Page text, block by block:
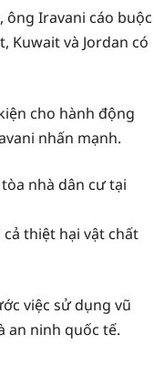
ông Iravani cáo buộc
Kuwait và Jordan có
cho hành động
nhấn mạnh.
nhà dân cư tại
thiệt hại vật chất
việc sử dụng vũ
an ninh quốc tế.